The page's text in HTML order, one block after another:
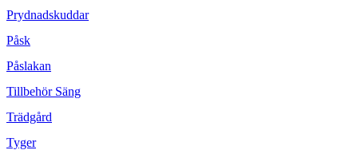
Prydnadskuddar
Påsk
Påslakan
Tillbehör Säng
Trädgård
Tyger